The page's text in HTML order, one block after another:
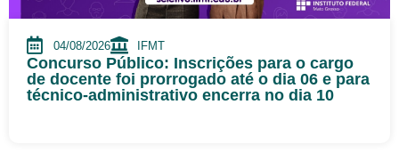
04/08/2026 IFMT
Concurso Público: Inscrições para o cargo
de docente foi prorrogado até o dia 06 e para
técnico-administrativo encerra no dia 10